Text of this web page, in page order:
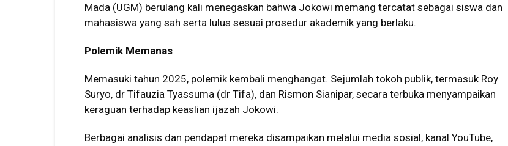
Mada (UGM) berulang kali menegaskan bahwa Jokowi memang tercatat sebagai siswa dan
mahasiswa yang sah serta lulus sesuai prosedur akademik yang berlaku.
Polemik Memanas
Memasuki tahun 2025, polemik kembali menghangat. Sejumlah tokoh publik, termasuk Roy
Suryo, dr Tifauzia Tyassuma (dr Tifa), dan Rismon Sianipar, secara terbuka menyampaikan
keraguan terhadap keaslian ijazah Jokowi.
Berbagai analisis dan pendapat mereka disampaikan melalui media sosial, kanal YouTube,